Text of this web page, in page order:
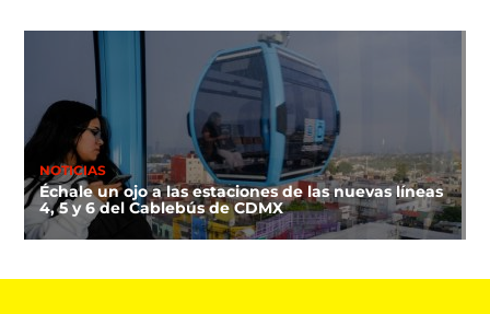
NOTICIAS
Échale un ojo a las estaciones de las nuevas líneas
4, 5 y 6 del Cablebús de CDMX